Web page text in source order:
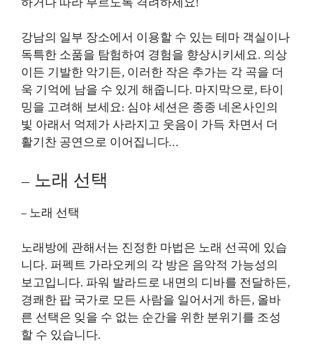
강남의 일부 장소에서 이용할 수 있는 테마 객실이나
독특한 소품을 탐험하여 경험을 향상시키세요. 의상
이든 기발한 악기든, 이러한 작은 추가는 각 곡을 더
욱 기억에 남을 수 있게 해줍니다. 마지막으로, 타이
밍을 고려해 보세요: 심야 세션은 종종 네온사인의
빛 아래서 억제가 사라지고 웃음이 가득 차면서 더
활기찬 공연으로 이어집니다…
– 노래 선택
– 노래 선택
노래방에 관해서는 진정한 마법은 노래 선곡에 있습
니다. 퍼펙트 가라오케의 각 방은 음악적 가능성의
보고입니다. 파워 발라드로 내면의 디바를 전달하든,
경쾌한 팝 국가로 모든 사람을 일어서게 하든, 올바
른 선택은 잊을 수 없는 순간을 위한 분위기를 조성
할 수 있습니다.